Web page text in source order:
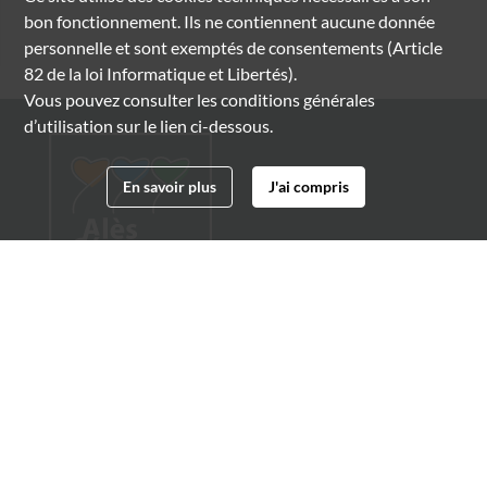
bon fonctionnement. Ils ne contiennent aucune donnée
personnelle et sont exemptés de consentements (Article
82 de la loi Informatique et Libertés).
Vous pouvez consulter les conditions générales
d’utilisation sur le lien ci-dessous.
En savoir plus J'ai compris